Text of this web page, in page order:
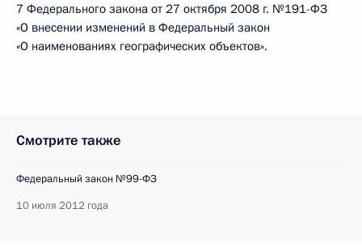
7 Федерального закона от 27 октября 2008 г. №191-ФЗ
«О внесении изменений в Федеральный закон
«О наименованиях географических объектов».
Смотрите также
Федеральный закон №99-ФЗ
10 июля 2012 года